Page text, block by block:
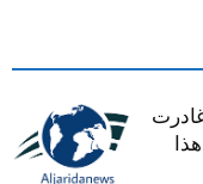
نفط غادرت